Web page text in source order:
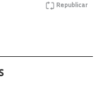
Republicar